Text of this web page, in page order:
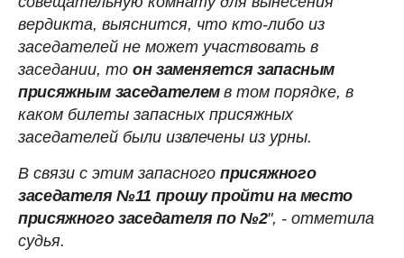
вердикта, выяснится, что кто-либо из
заседателей не может участвовать в
заседании, то он заменяется запасным
присяжным заседателемв том порядке, в
каком билеты запасных присяжных
заседателей были извлечены из урны.
В связи с этим запасного присяжного
заседателя №11 прошу пройти на место
присяжного заседателя по №2", - отметила
судья.